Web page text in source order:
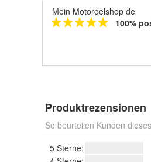
Mein Motoroelshop de
100%
Produktrezensionen
So beurteilen Kunden
5 Sterne: